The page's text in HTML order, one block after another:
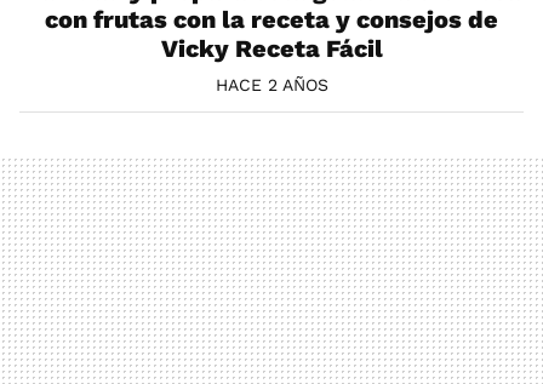
con frutas con la receta y consejos de
Vicky Receta Fácil
HACE 2 AÑOS